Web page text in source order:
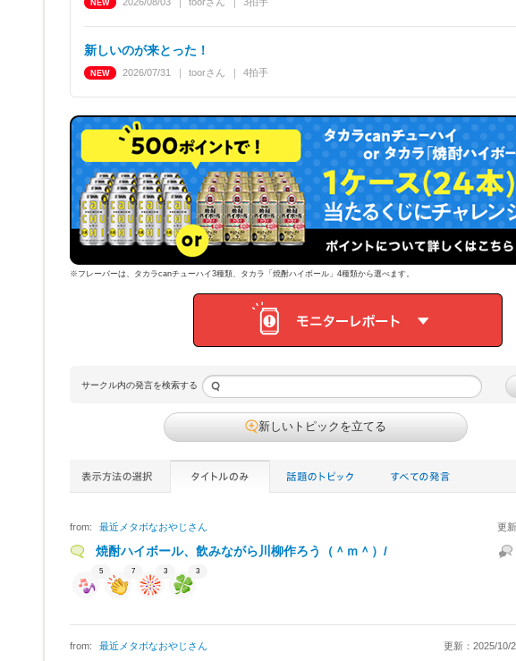
新しいのが来とった！
2026/07/31 toorさん 4拍手
※フレーバーは、タカラcanチューハイ3種類、タカラ「焼酎ハイボール」4種類から選べます。
サークル内の発言を検索する
新しいトピックを立てる
from: 最近メタボなおやじ さん 更
焼酎ハイボール、飲みながら川柳作ろう（＾ｍ＾）/
5 7 3 3
from: 最近メタボなおやじ さん 更新：2025/10/